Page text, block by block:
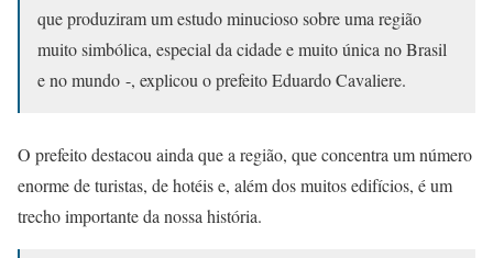
que produziram um estudo minucioso sobre uma região
muito simbólica, especial da cidade e muito única no Brasil
e no mundo -, explicou o prefeito Eduardo Cavaliere.
O prefeito destacou ainda que a região, que concentra um número
enorme de turistas, de hotéis e, além dos muitos edifícios, é um
trecho importante da nossa história.